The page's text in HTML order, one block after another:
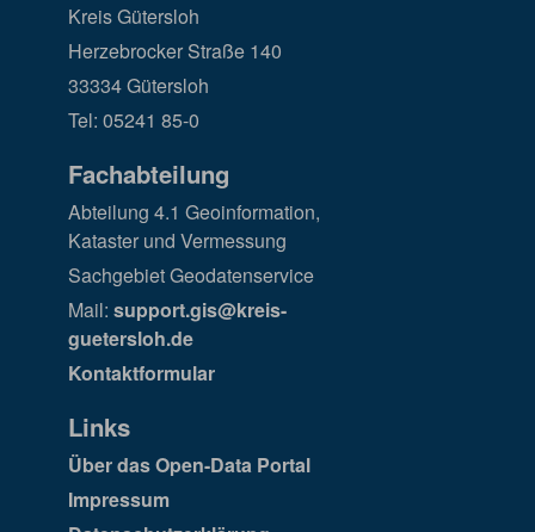
Kreis Gütersloh
Herzebrocker Straße 140
33334 Gütersloh
Tel: 05241 85-0
Fachabteilung
Abteilung 4.1 Geoinformation,
Kataster und Vermessung
Sachgebiet Geodatenservice
Mail: support.gis@kreis-
guetersloh.de
Kontaktformular
Links
Über das Open-Data Portal
Impressum